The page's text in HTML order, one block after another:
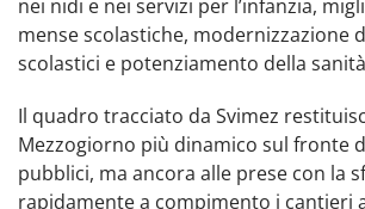
nei nidi e nei servizi per l’infanzia,
mense scolastiche, modernizzazione
scolastici e potenziamento della
Il quadro tracciato da Svimez
Mezzogiorno più dinamico sul fronte
pubblici, ma ancora alle prese con la
rapidamente a compimento i cantieri